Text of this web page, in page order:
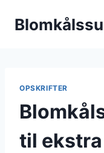
OPSKRIFTER
til